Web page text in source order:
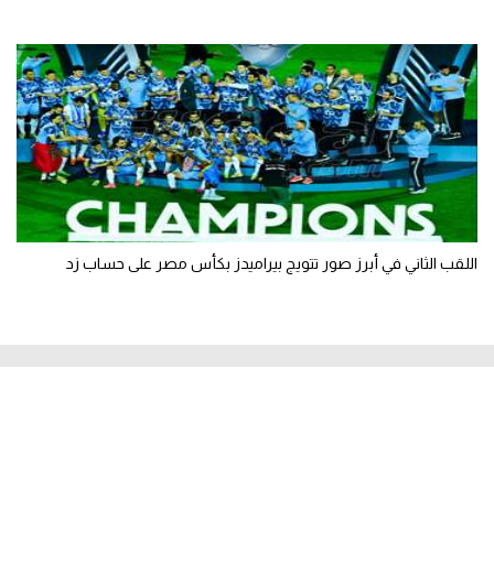
اللقب الثاني في أبرز صور تتويج بيراميدز بكأس مصر على حساب زد